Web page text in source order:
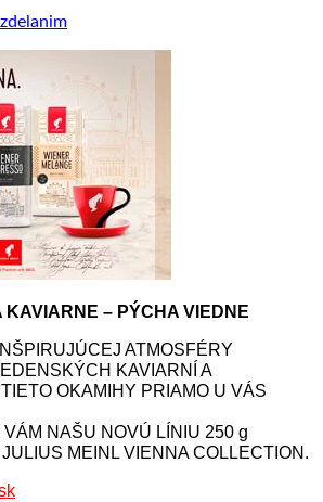
KAVIARNE – PÝCHA VIEDNE
ATMOSFÉRY
KAVIARNÍ A
OKAMIHY PRIAMO U VÁS
NAŠU NOVÚ LÍNIU 250 g
MEINL VIENNA COLLECTION.